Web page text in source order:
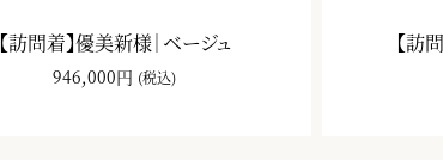
【訪問着】優美新様｜ベージュ
946,000円 (税込)
【訪